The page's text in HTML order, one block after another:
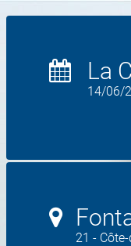
La
14/06/
21 -